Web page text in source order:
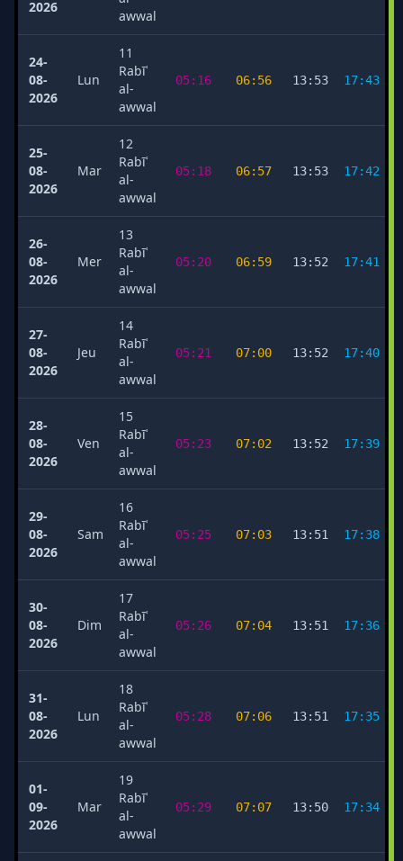
2026
awwal
24-
08-
2026
Lun
11
Rabīʿ
al-
awwal
05:16 06:56 13:53 17:43
25-
08-
2026
Mar
12
Rabīʿ
al-
awwal
05:18 06:57 13:53 17:42
26-
08-
2026
Mer
13
Rabīʿ
al-
awwal
05:20 06:59 13:52 17:41
27-
08-
2026
Jeu
14
Rabīʿ
al-
awwal
05:21 07:00 13:52 17:40
28-
08-
2026
Ven
15
Rabīʿ
al-
awwal
05:23 07:02 13:52 17:39
29-
08-
2026
Sam
16
Rabīʿ
al-
awwal
05:25 07:03 13:51 17:38
30-
08-
2026
Dim
17
Rabīʿ
al-
awwal
05:26 07:04 13:51 17:36
31-
08-
2026
Lun
18
Rabīʿ
al-
awwal
05:28 07:06 13:51 17:35
01-
09-
2026
Mar
19
Rabīʿ
al-
awwal
05:29 07:07 13:50 17:34